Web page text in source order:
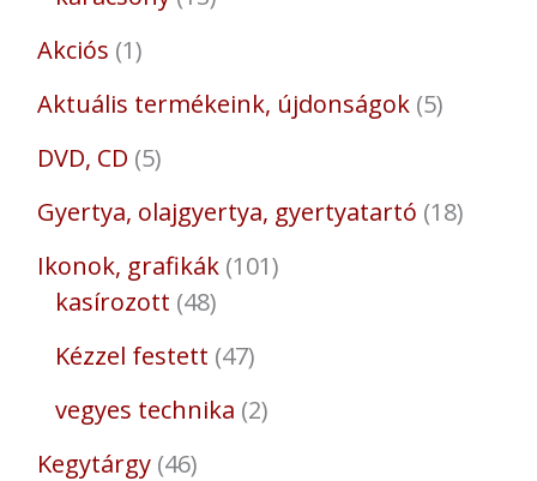
Akciós 1
Aktuális termékeink, újdonságok 5
DVD, CD 5
Gyertya, olajgyertya, gyertyatartó 18
Ikonok, grafikák 101
kasírozott 48
Kézzel festett 47
vegyes technika 2
Kegytárgy 46